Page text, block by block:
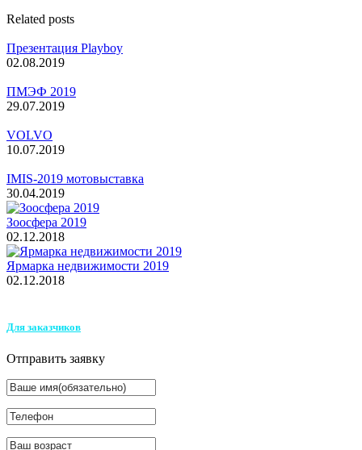
Related posts
Презентация Playboy
02.08.2019
ПМЭФ 2019
29.07.2019
VOLVO
10.07.2019
IMIS-2019 мотовыставка
30.04.2019
Зоосфера 2019
02.12.2018
Ярмарка недвижимости 2019
02.12.2018
Для заказчиков
Отправить заявку